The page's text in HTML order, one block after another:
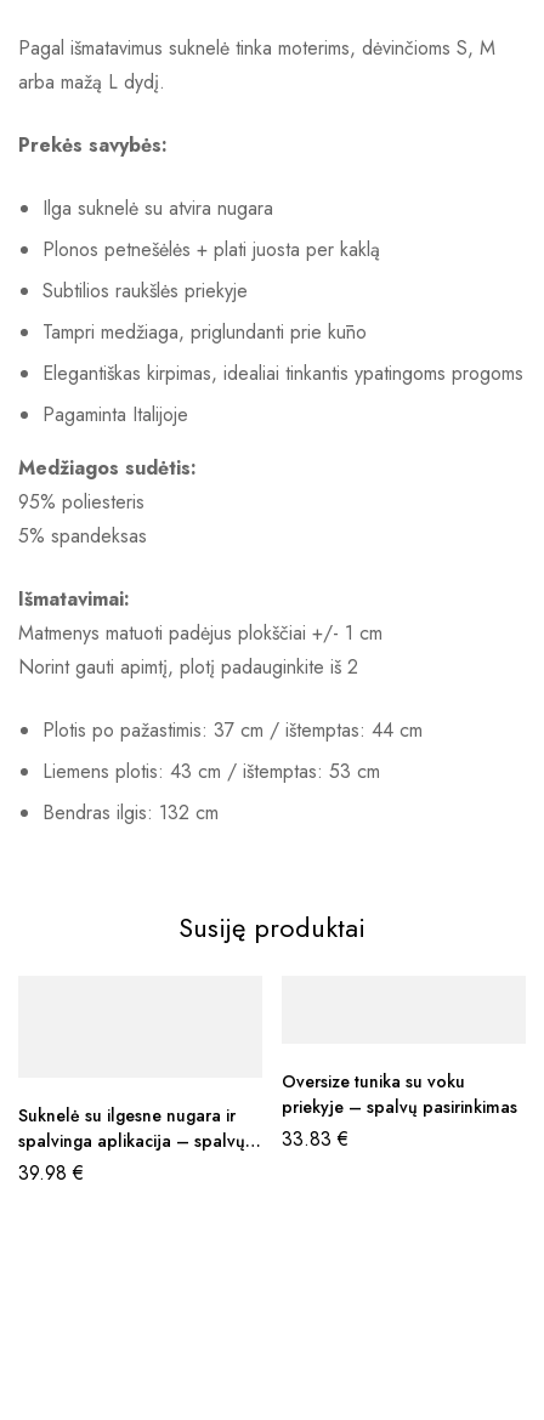
Pagal išmatavimus suknelė tinka moterims, dėvinčioms S, M
arba mažą L dydį.
Prekės savybės:
Ilga suknelė su atvira nugara
Plonos petnešėlės + plati juosta per kaklą
Subtilios raukšlės priekyje
Tampri medžiaga, priglundanti prie kūno
Elegantiškas kirpimas, idealiai tinkantis ypatingoms progoms
Pagaminta Italijoje
Medžiagos sudėtis:
95% poliesteris
5% spandeksas
Išmatavimai:
Matmenys matuoti padėjus plokščiai +/- 1 cm
Norint gauti apimtį, plotį padauginkite iš 2
Plotis po pažastimis: 37 cm / ištemptas: 44 cm
Liemens plotis: 43 cm / ištemptas: 53 cm
Bendras ilgis: 132 cm
Susiję produktai
Suknelė su ilgesne nugara ir
spalvinga aplikacija – spalvų
pasirinkimas
39.98€
Oversize tunika su voku
priekyje – spalvų pasirinkimas
33.83€